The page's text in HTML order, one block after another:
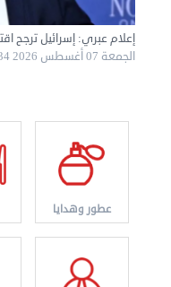
نقل عفش الكويت 50767633 هاف لوري نقل أغراض ...
إعلام عبري: إسرائيل ترجح
الجمعة 07 أغسطس 2026 11:34 ص
عطور وهدايا